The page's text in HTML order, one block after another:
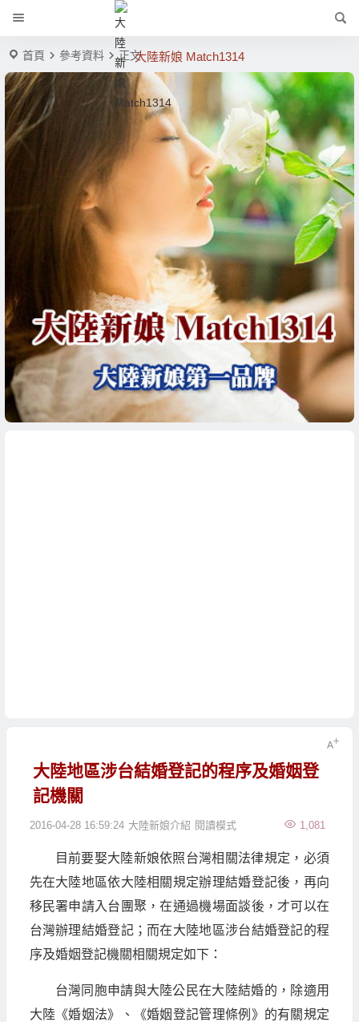
大陸新娘 Match1314
首頁 參考資料 正文
大陸地區涉台結婚登記的程序及婚姻登
記機關
2016-04-28 16:59:24 大陸新娘介紹 1,081
閱讀模式
目前要娶大陸新娘依照台灣相關法律規定，必須
先在大陸地區依大陸相關規定辦理結婚登記後，再向
移民署申請入台團聚，在通過機場面談後，才可以在
台灣辦理結婚登記；而在大陸地區涉台結婚登記的程
序及婚姻登記機關相關規定如下：
台灣同胞申請與大陸公民在大陸結婚的，除適用
大陸《婚姻法》、《婚姻登記管理條例》的有關規定